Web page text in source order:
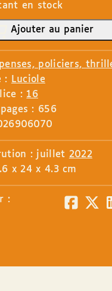
en stock
Ajouter au panier
policiers,
: Luciole
: 16
: 656
: juillet 2022
x 24 x 4.3 cm
: